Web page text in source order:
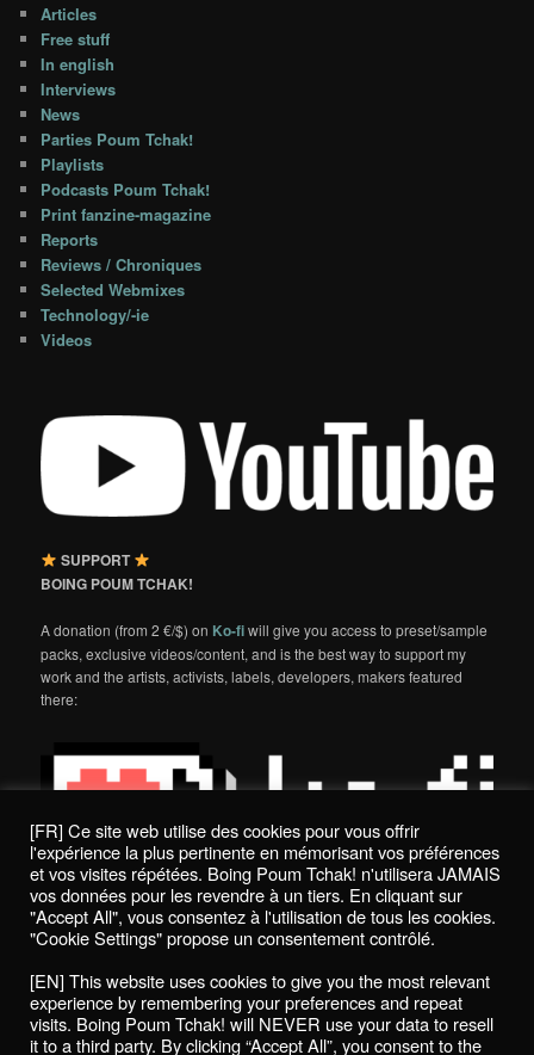
Articles
Free stuff
In english
Interviews
News
Parties Poum Tchak!
Playlists
Podcasts Poum Tchak!
Print fanzine-magazine
Reports
Reviews / Chroniques
Selected Webmixes
Technology/-ie
Videos
SUPPORT
BOING POUM TCHAK!
A donation (from 2 €/$) on Ko-fiwill give you access to preset/sample
packs, exclusive videos/content, and is the best way to support my
work and the artists, activists, labels, developers, makers featured
there:
Politique de confidentialité / Privacy Policy
Boing Poum Tchak! - 2022
[FR] Ce site web utilise des cookies pour vous offrir
l'expérience la plus pertinente en mémorisant vos préférences
et vos visites répétées. Boing Poum Tchak! n'utilisera JAMAIS
vos données pour les revendre à un tiers. En cliquant sur
"Accept All", vous consentez à l'utilisation de tous les cookies.
"Cookie Settings" propose un consentement contrôlé.
[EN] This website uses cookies to give you the most relevant
experience by remembering your preferences and repeat
visits. Boing Poum Tchak! will NEVER use your data to resell
it to a third party. By clicking “Accept All”, you consent to the